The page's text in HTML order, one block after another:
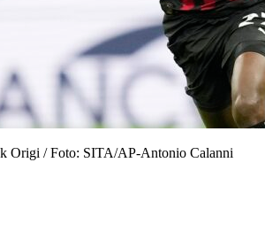
Origi / Foto: SITA/AP-Antonio Calanni